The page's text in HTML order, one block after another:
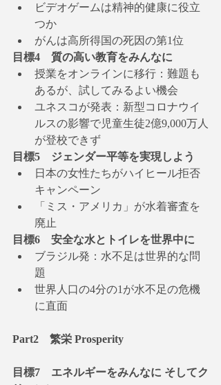
ビデオゲームは精神的健康に役立
つか
がんは高所得国の死因の第1位
目標4　質の高い教育をみんなに
授業をオンラインに移行：難題も
あるが、試してみるよい機会
ユネスコが発表：新型コロナウイ
ルスの影響で児童生徒2億9,000万人
が登校できず
目標5　ジェンダー平等を実現しよう
日本の女性たちがハイヒール拒否
キャンペーン
「ミス・アメリカ」が水着審査を
廃止
目標6　安全な水とトイレを世界中に
ブラジル発：水不足は世界的な問
題
世界人口の4分の1が水不足の危機
に直面
Part2　繁栄 Prosperity
目標7　エネルギーをみんなに そしてク